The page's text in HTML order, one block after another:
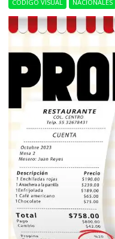
CÓDIGO VISUAL NACIONALES